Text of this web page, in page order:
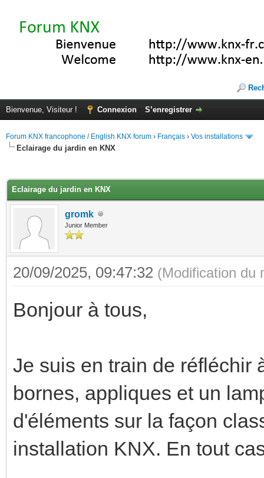
Bienvenue, Visiteur ! Connexion S’enregistrer
Forum KNX francophone / English KNX forum › Français › Vos installations
Eclairage du jardin en KNX
Eclairage du jardin en KNX
gromk
Junior Member
20/09/2025, 09:47:32 (Modification du
Bonjour à tous,
Je suis en train de réfléchir
bornes, appliques et un
d'éléments sur la façon
installation KNX. En tout